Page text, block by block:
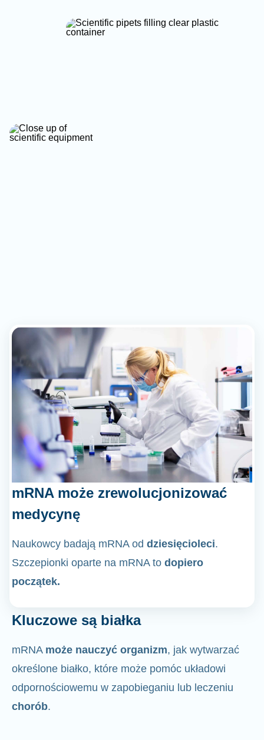
mRNA może zrewolucjonizować
medycynę
Naukowcy badają mRNA od dziesięcioleci.
Szczepionki oparte na mRNA to dopiero
początek.
Kluczowe są białka
mRNA może nauczyć organizm, jak wytwarzać
określone białko, które może pomóc układowi
odpornościowemu w zapobieganiu lub leczeniu
chorób.